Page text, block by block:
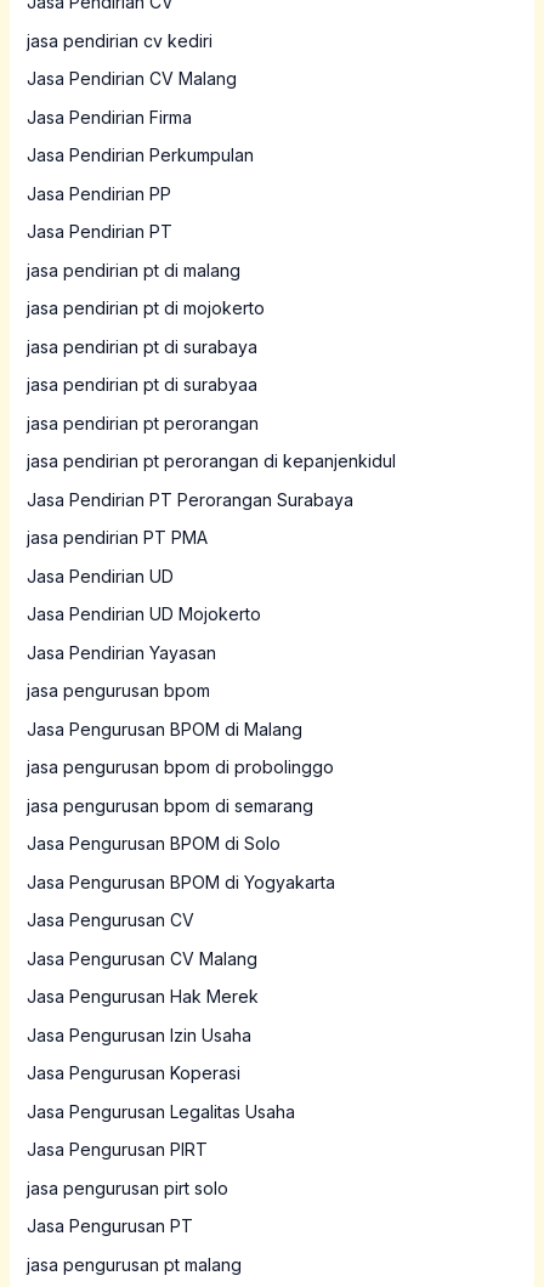
jasa pendirian cv kediri
Jasa Pendirian CV Malang
Jasa Pendirian Firma
Jasa Pendirian Perkumpulan
Jasa Pendirian PP
Jasa Pendirian PT
jasa pendirian pt di malang
jasa pendirian pt di mojokerto
jasa pendirian pt di surabaya
jasa pendirian pt di surabyaa
jasa pendirian pt perorangan
jasa pendirian pt perorangan di kepanjenkidul
Jasa Pendirian PT Perorangan Surabaya
jasa pendirian PT PMA
Jasa Pendirian UD
Jasa Pendirian UD Mojokerto
Jasa Pendirian Yayasan
jasa pengurusan bpom
Jasa Pengurusan BPOM di Malang
jasa pengurusan bpom di probolinggo
jasa pengurusan bpom di semarang
Jasa Pengurusan BPOM di Solo
Jasa Pengurusan BPOM di Yogyakarta
Jasa Pengurusan CV
Jasa Pengurusan CV Malang
Jasa Pengurusan Hak Merek
Jasa Pengurusan Izin Usaha
Jasa Pengurusan Koperasi
Jasa Pengurusan Legalitas Usaha
Jasa Pengurusan PIRT
jasa pengurusan pirt solo
Jasa Pengurusan PT
jasa pengurusan pt malang